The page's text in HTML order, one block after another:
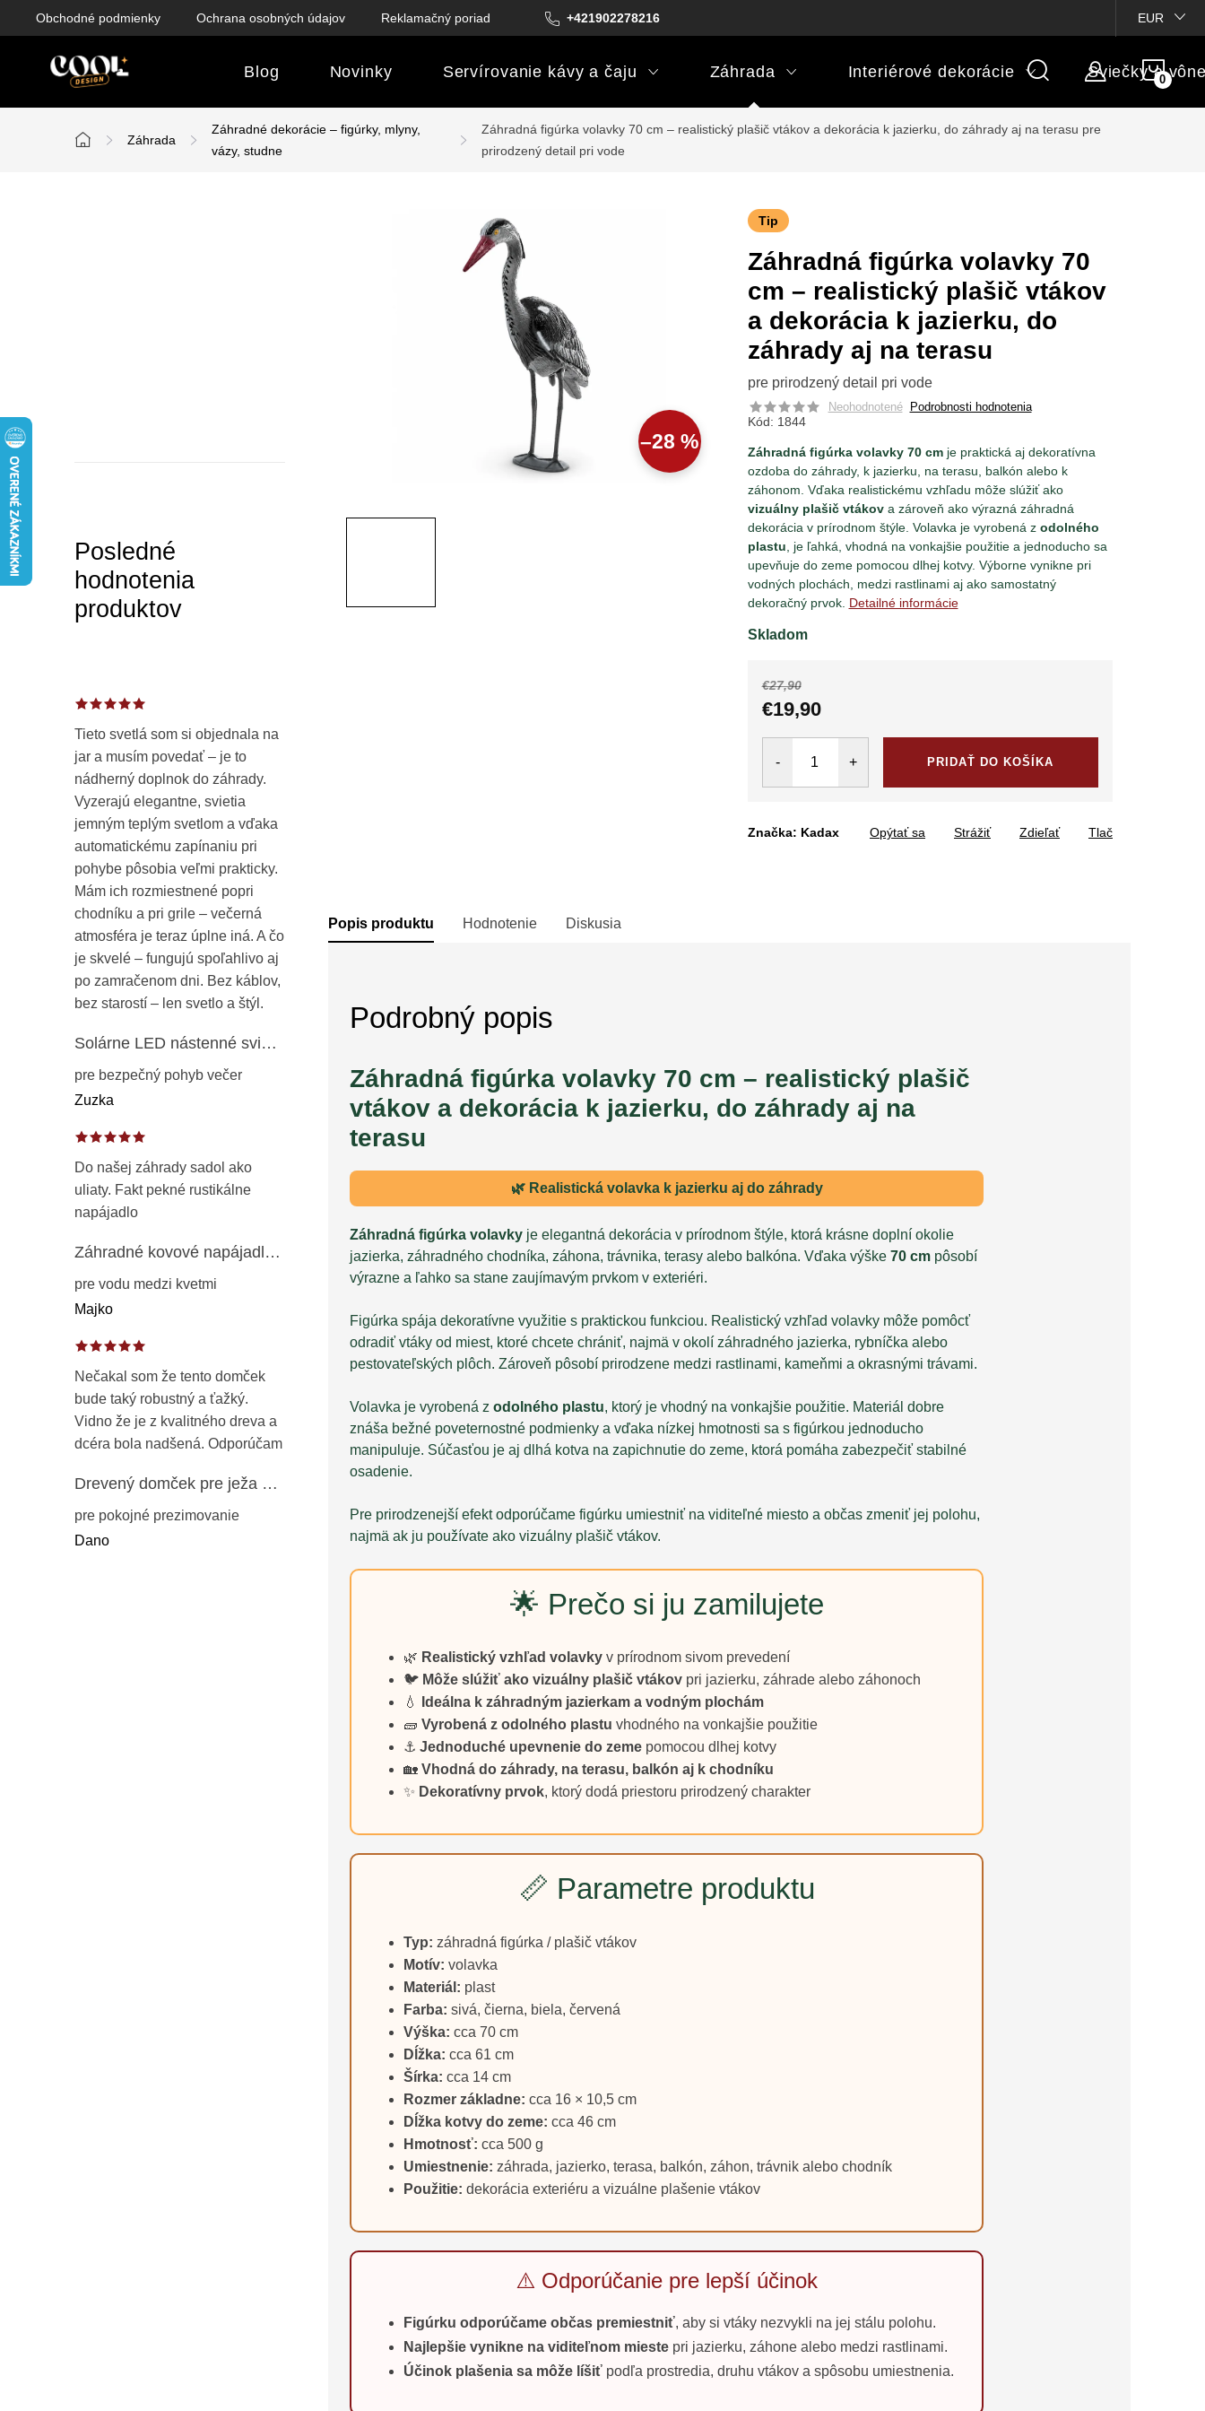
+421902278216
Obchodné podmienky Ochrana osobných údajov Reklamačný poriadok Podmienky darčekových poukazov Vlastné popisy produktov
EUR
Blog Novinky Servírovanie kávy a čaju Záhrada Interiérové dekorácie Sviečky a
Domov
Záhrada
Záhradné dekorácie – figúrky, mlyny,
vázy, studne
Záhradná figúrka volavky 70 cm – realistický plašič vtákov a dekorácia k jazierku, do záhrady aj na terasu pre
prirodzený detail pri vode
lPosledné
hodnotenia
produktov
Tieto svetlá som si objednala na
jar a musím povedať – je to
nádherný doplnok do záhrady.
Vyzerajú elegantne, svietia
jemným teplým svetlom a vďaka
automatickému zapínaniu pri
pohybe pôsobia veľmi prakticky.
Mám ich rozmiestnené popri
chodníku a pri grile – večerná
atmosféra je teraz úplne iná. A čo
je skvelé – fungujú spoľahlivo aj
po zamračenom dni. Bez káblov,
bez starostí – len svetlo a štýl.
Solárne LED nástenné svietidlo s pohybovým a súmrakovým senzorom – vonkajšie fasádne osvetlenie IP65
pre bezpečný pohyb večer
Zuzka
Do našej záhrady sadol ako
uliaty. Fakt pekné rustikálne
napájadlo
Záhradné kovové napájadlo pre vtáky 8 cm / 104 cm – dekorácia z patinovanej ocele v prírodnej hrdzi
pre vodu medzi kvetmi
Majko
Nečakal som že tento domček
bude taký robustný a ťažký.
Vidno že je z kvalitného dreva a
dcéra bola nadšená. Odporúčam
Drevený domček pre ježa – záhradný úkryt z opaľovaného dreva s vodoodolnou strechou 50 cm
pre pokojné prezimovanie
Dano
–28 %
Tip
Záhradná figúrka volavky 70
cm – realistický plašič vtákov
a dekorácia k jazierku, do
záhrady aj na terasu
pre prirodzený detail pri vode
Neohodnotené Podrobnosti hodnotenia
Kód: 1844
Záhradná figúrka volavky 70 cmje praktická aj dekoratívna
ozdoba do záhrady, k jazierku, na terasu, balkón alebo k
záhonom. Vďaka realistickému vzhľadu môže slúžiť ako
vizuálny plašič vtákova zároveň ako výrazná záhradná
dekorácia v prírodnom štýle. Volavka je vyrobená z odolného
plastu , je ľahká, vhodná na vonkajšie použitie a jednoducho sa
upevňuje do zeme pomocou dlhej kotvy. Výborne vynikne pri
vodných plochách, medzi rastlinami aj ako samostatný
dekoračný prvok. Detailné informácie
Skladom
€27,90
€19,90
PRIDAŤ DO KOŠÍKA
Značka: Kadax Tlač
Opýtať sa Strážiť Zdieľať
Popis produktu Hodnotenie Diskusia
Podrobný popis
Záhradná figúrka volavky 70 cm – realistický plašič
vtákov a dekorácia k jazierku, do záhrady aj na
terasu
🌿 Realistická volavka k jazierku aj do záhrady
Záhradná figúrka volavky je elegantná dekorácia v prírodnom štýle, ktorá krásne doplní okolie
jazierka, záhradného chodníka, záhona, trávnika, terasy alebo balkóna. Vďaka výške 70 cm pôsobí
výrazne a ľahko sa stane zaujímavým prvkom v exteriéri.
Figúrka spája dekoratívne využitie s praktickou funkciou. Realistický vzhľad volavky môže pomôcť
odradiť vtáky od miest, ktoré chcete chrániť, najmä v okolí záhradného jazierka, rybníčka alebo
pestovateľských plôch. Zároveň pôsobí prirodzene medzi rastlinami, kameňmi a okrasnými trávami.
Volavka je vyrobená z odolného plastu, ktorý je vhodný na vonkajšie použitie. Materiál dobre
znáša bežné poveternostné podmienky a vďaka nízkej hmotnosti sa s figúrkou jednoducho
manipuluje. Súčasťou je aj dlhá kotva na zapichnutie do zeme, ktorá pomáha zabezpečiť stabilné
osadenie.
Pre prirodzenejší efekt odporúčame figúrku umiestniť na viditeľné miesto a občas zmeniť jej polohu,
najmä ak ju používate ako vizuálny plašič vtákov.
🌟 Prečo si ju zamilujete
🌿 Realistický vzhľad volavky v prírodnom sivom prevedení
🐦 Môže slúžiť ako vizuálny plašič vtákov pri jazierku, záhrade alebo záhonoch
💧
Ideálna k záhradným jazierkam a vodným plochám
🧱 Vyrobená z odolného plastu vhodného na vonkajšie použitie
⚓ Jednoduché upevnenie do zeme pomocou dlhej kotvy
🏡 Vhodná do záhrady, na terasu, balkón aj k chodníku
✨ Dekoratívny prvok, ktorý dodá priestoru prirodzený charakter
📏 Parametre produktu
Typ: záhradná figúrka / plašič vtákov
Motív: volavka
Materiál: plast
Farba: sivá, čierna, biela, červená
Výška: cca 70 cm
Dĺžka: cca 61 cm
Šírka: cca 14 cm
Rozmer základne: cca 16 × 10,5 cm
Dĺžka kotvy do zeme: cca 46 cm
Hmotnosť: cca 500 g
Umiestnenie: záhrada, jazierko, terasa, balkón, záhon, trávnik alebo chodník
Použitie: dekorácia exteriéru a vizuálne plašenie vtákov
⚠️ Odporúčanie pre lepší účinok
Figúrku odporúčame občas premiestniť, aby si vtáky nezvykli na jej stálu polohu.
Najlepšie vynikne na viditeľnom mieste pri jazierku, záhone alebo medzi rastlinami.
Účinok plašenia sa môže líšiť podľa prostredia, druhu vtákov a spôsobu umiestnenia.